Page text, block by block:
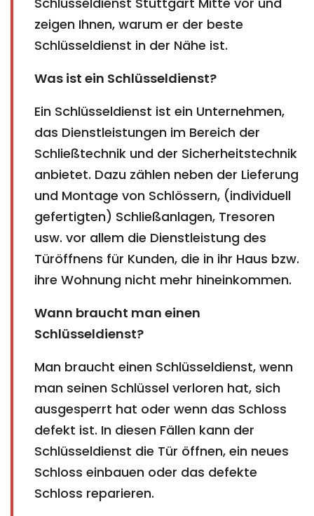
zeigen Ihnen, warum er der beste
Schlüsseldienst in der Nähe ist.
Was ist ein Schlüsseldienst?
Ein Schlüsseldienst ist ein Unternehmen,
das Dienstleistungen im Bereich der
Schließtechnik und der Sicherheitstechnik
anbietet. Dazu zählen neben der Lieferung
und Montage von Schlössern, (individuell
gefertigten) Schließanlagen, Tresoren
usw. vor allem die Dienstleistung des
Türöffnens für Kunden, die in ihr Haus bzw.
ihre Wohnung nicht mehr hineinkommen.
Wann braucht man einen
Schlüsseldienst?
Man braucht einen Schlüsseldienst, wenn
man seinen Schlüssel verloren hat, sich
ausgesperrt hat oder wenn das Schloss
defekt ist. In diesen Fällen kann der
Schlüsseldienst die Tür öffnen, ein neues
Schloss einbauen oder das defekte
Schloss reparieren.